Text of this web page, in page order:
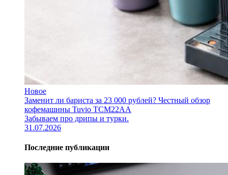
Новое
Заменит ли бариста за 23 000 рублей? Честный обзор
кофемашины Tuvio TCM22AA
Забываем про дрипы и турки.
31.07.2026
Последние публикации